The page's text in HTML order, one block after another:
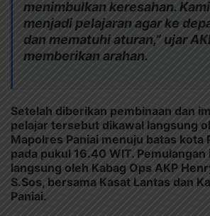
menimbulkan keresahan.
menjadi pelajaran agar ke
dan mematuhi aturan,” ujar
memberikan arahan.
Setelah diberikan pembinaan dan
pelajar tersebut dikawal langsung
Mapolres Paniai menuju batas kota
pada pukul 16.40 WIT.
langsung oleh Kabag Ops AKP
S.Sos, bersama Kasat Lantas dan
Paniai.